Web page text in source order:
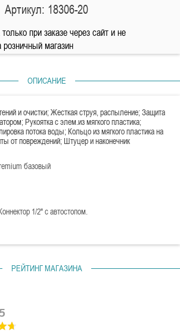
Артикул: 18306-20
при заказе через сайт и не
розничный магазин
ОПИСАНИЕ
и очистки; Жесткая струя, распыление; Защита
Рукоятка с элем.из мягкого пластика;
потока воды; Кольцо из мягкого пластика на
от повреждений; Штуцер и наконечник
базовый
1/2" с автостопом.
РЕЙТИНГ МАГАЗИНА